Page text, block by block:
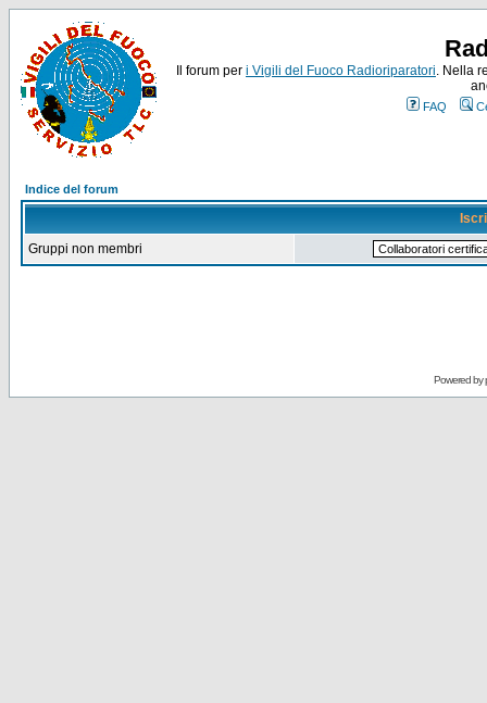
Il forum per i Vigili del Fuoco Radioriparatori. Nella
FAQ
Indice del forum
Gruppi non membri
Powered by